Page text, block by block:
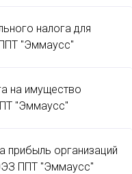
налога для
"Эммаусс"
на имущество
"Эммаусс"
прибыль организаций
ППТ "Эммаусс"